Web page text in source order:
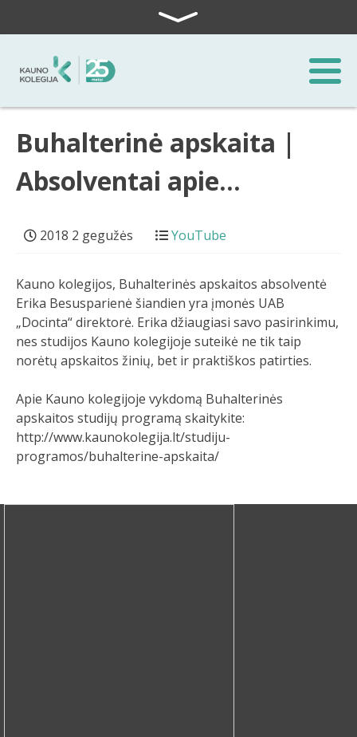
Buhalterinė apskaita |
Absolventai apie…
2018 2 gegužės YouTube
Kauno kolegijos, Buhalterinės apskaitos absolventė
Erika Besusparienė šiandien yra įmonės UAB
„Docinta“ direktorė. Erika džiaugiasi savo pasirinkimu,
nes studijos Kauno kolegijoje suteikė ne tik taip
norėtų apskaitos žinių, bet ir praktiškos patirties.
Apie Kauno kolegijoje vykdomą Buhalterinės
apskaitos studijų programą skaitykite:
http://www.kaunokolegija.lt/studiju-
programos/buhalterine-apskaita/